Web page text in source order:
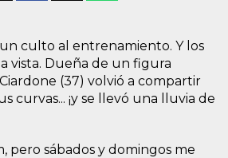
culto al entrenamiento. Y los
vista. Dueña de un figura
(37) volvió a compartir
curvas... ¡y se llevó una lluvia de
pero sábados y domingos me